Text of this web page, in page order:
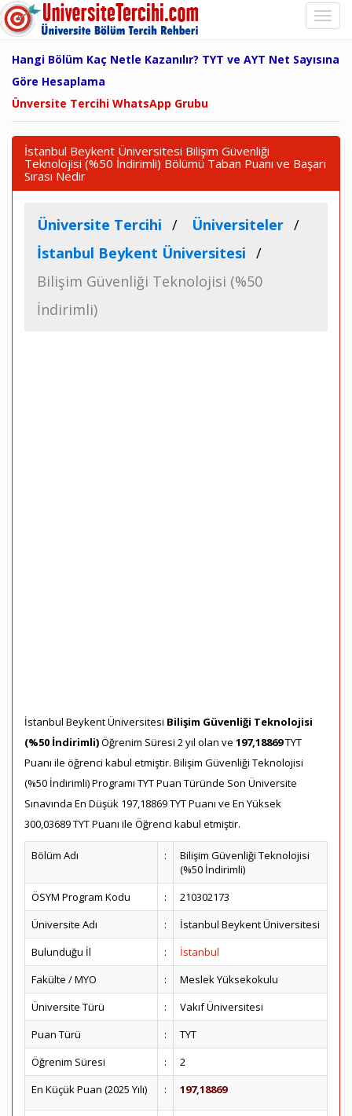
Hangi Bölüm Kaç Netle Kazanılır? TYT ve AYT Net Sayısına
Göre Hesaplama
Ünversite Tercihi WhatsApp Grubu
İstanbul Beykent Üniversitesi Bilişim Güvenliği
Teknolojisi (%50 İndirimli) Bölümü Taban Puanı ve Başarı
Sırası Nedir
Üniversite Tercihi
Üniversiteler
İstanbul Beykent Üniversitesi
Bilişim Güvenliği Teknolojisi (%50
İndirimli)
İstanbul Beykent Üniversitesi Bilişim Güvenliği Teknolojisi
(%50 İndirimli)Öğrenim Süresi 2 yıl olan ve 197,18869TYT
Puanı ile öğrenci kabul etmiştir. Bilişim Güvenliği Teknolojisi
(%50 İndirimli) Programı TYT Puan Türünde Son Üniversite
Sınavında En Düşük 197,18869 TYT Puanı ve En Yüksek
300,03689 TYT Puanı ile Öğrenci kabul etmiştir.
Bölüm Adı :
Bilişim Güvenliği Teknolojisi
(%50 İndirimli)
ÖSYM Program Kodu
:
210302173
Üniversite Adı
:
İstanbul Beykent Üniversitesi
Bulunduğu İl
:
İstanbul
Fakülte / MYO
:
Meslek Yüksekokulu
Üniversite Türü
:
Vakıf Üniversitesi
Puan Türü
:
TYT
Öğrenim Süresi
:
2
En Küçük Puan (2025 Yılı)
: 197,18869